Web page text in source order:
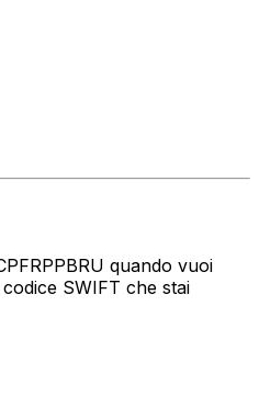
quando vuoi
SWIFT che stai